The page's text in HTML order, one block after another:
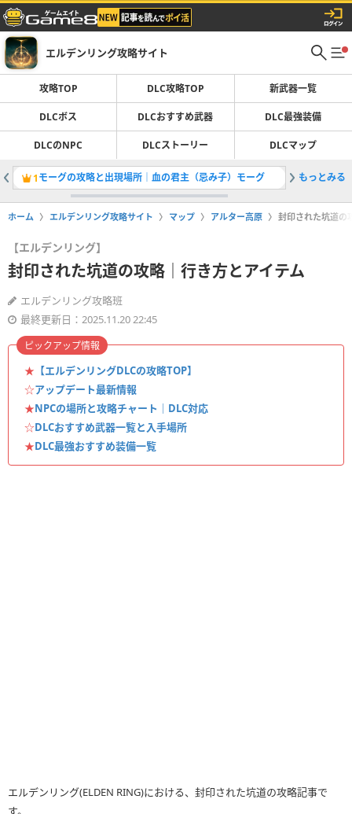
エルデンリング攻略サイト
攻略TOP DLC攻略TOP 新武器一覧
DLCボス DLCおすすめ武器 DLC最強装備
DLCのNPC DLCストーリー DLCマップ
1モーグの攻略と出現場所｜血の君主（忌み子）モーグ 2火山館
もっとみる
ホーム エルデンリング攻略サイト マップ アルター高原 封印された坑道の
【エルデンリング】
封印された坑道の攻略｜行き方とアイテム
エルデンリング攻略班
最終更新日：2025.11.20 22:45
★ 【エルデンリングDLCの攻略TOP】
☆アップデート最新情報
★NPCの場所と攻略チャート｜DLC対応
☆DLCおすすめ武器一覧と入手場所
★DLC最強おすすめ装備一覧
ピックアップ情報
エルデンリング(ELDEN RING)における、封印された坑道の攻略記事で
す。